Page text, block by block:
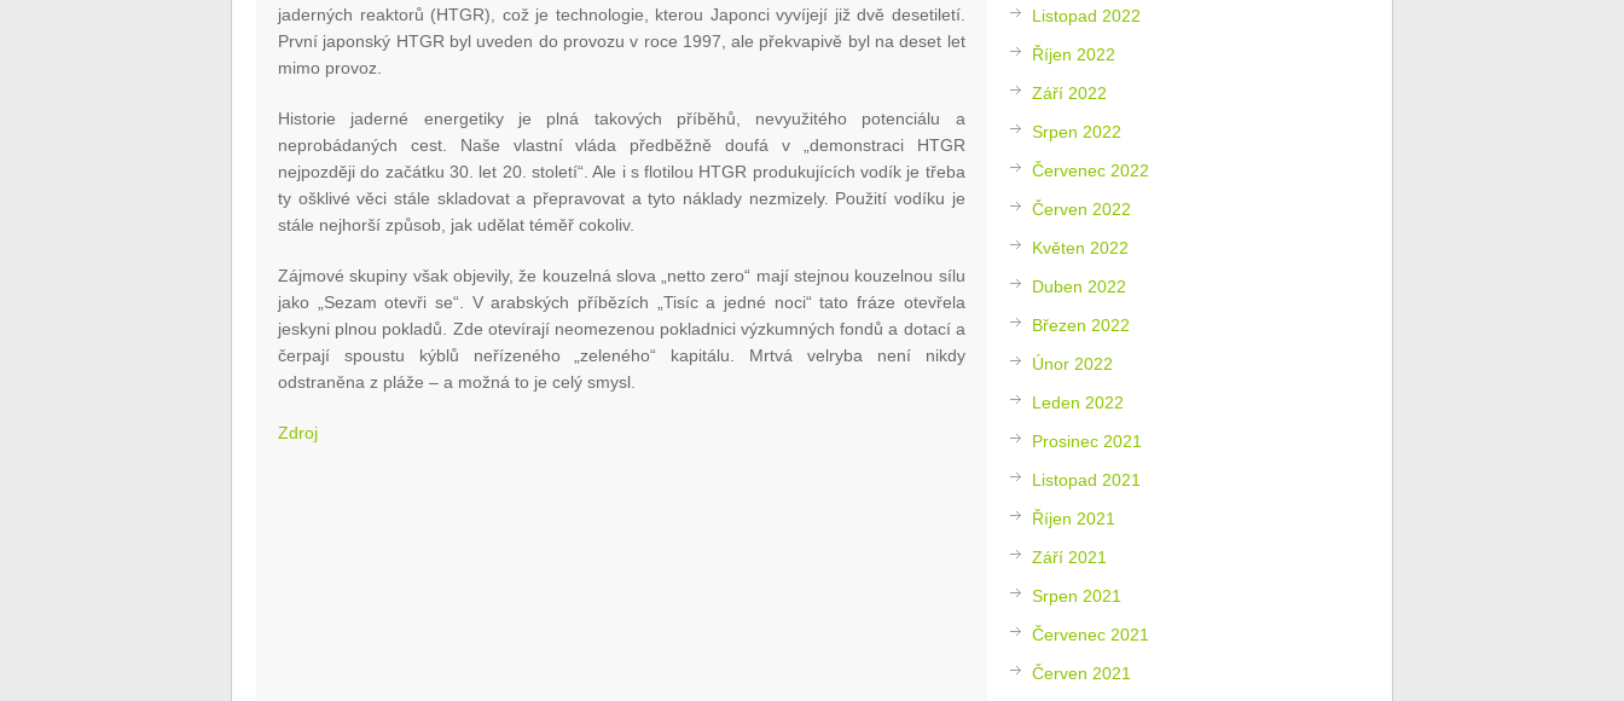
jaderných reaktorů (HTGR), což je technologie, kterou Japonci vyvíjejí již dvě desetiletí.
První japonský HTGR byl uveden do provozu v roce 1997, ale překvapivě byl na deset let
mimo provoz.
Historie jaderné energetiky je plná takových příběhů, nevyužitého potenciálu a
neprobádaných cest. Naše vlastní vláda předběžně doufá v „demonstraci HTGR
nejpozději do začátku 30. let 20. století“. Ale i s flotilou HTGR produkujících vodík je třeba
ty ošklivé věci stále skladovat a přepravovat a tyto náklady nezmizely. Použití vodíku je
stále nejhorší způsob, jak udělat téměř cokoliv.
Zájmové skupiny však objevily, že kouzelná slova „netto zero“ mají stejnou kouzelnou sílu
jako „Sezam otevři se“. V arabských příbězích „Tisíc a jedné noci“ tato fráze otevřela
jeskyni plnou pokladů. Zde otevírají neomezenou pokladnici výzkumných fondů a dotací a
čerpají spoustu kýblů neřízeného „zeleného“ kapitálu. Mrtvá velryba není nikdy
odstraněna z pláže – a možná to je celý smysl.
Zdroj
Listopad 2022
Říjen 2022
Září 2022
Srpen 2022
Červenec 2022
Červen 2022
Květen 2022
Duben 2022
Březen 2022
Únor 2022
Leden 2022
Prosinec 2021
Listopad 2021
Říjen 2021
Září 2021
Srpen 2021
Červenec 2021
Červen 2021